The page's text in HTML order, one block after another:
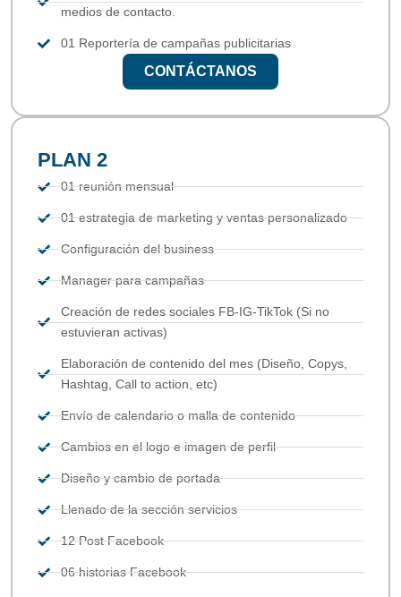
medios de contacto.
01 Reportería de campañas publicitarias
CONTÁCTANOS
PLAN 2
01 reunión mensual
01 estrategia de marketing y ventas personalizado
Configuración del business
Manager para campañas
Creación de redes sociales FB-IG-TikTok (Si no
estuvieran activas)
Elaboración de contenido del mes (Diseño, Copys,
Hashtag, Call to action, etc)
Envío de calendario o malla de contenido
Cambios en el logo e imagen de perfil
Diseño y cambio de portada
Llenado de la sección servicios
12 Post Facebook
06 historias Facebook